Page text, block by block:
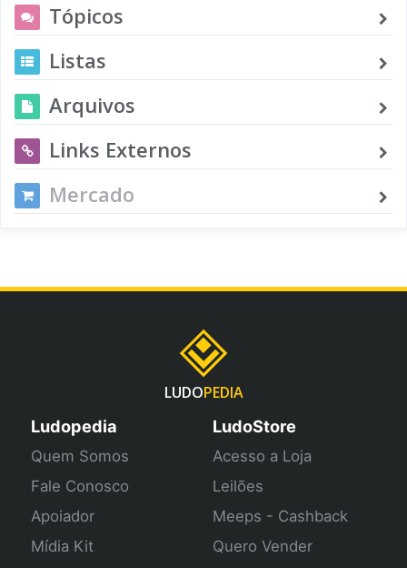
Tópicos
Listas
Arquivos
Links Externos
Mercado
LUDOPEDIA
Ludopedia
Quem Somos
Fale Conosco
Apoiador
Mídia Kit
LudoStore
Acesso a Loja
Leilões
Meeps - Cashback
Quero Vender